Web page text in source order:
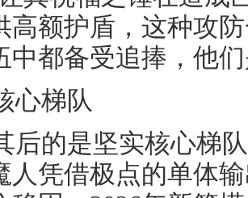
高额护盾，这种攻
中都备受追捧，他
心梯队
后的是坚实核心梯
人凭借极点的单体